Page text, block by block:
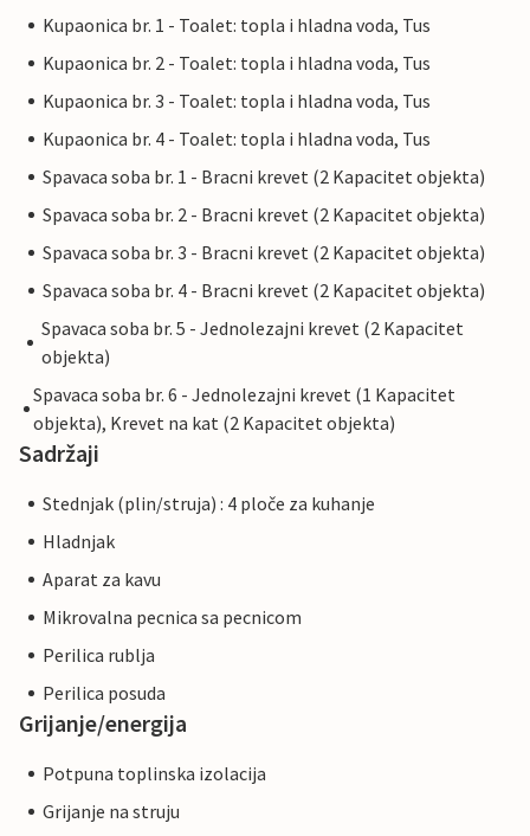
Kupaonica br. 1 - Toalet: topla i hladna voda, Tus
Kupaonica br. 2 - Toalet: topla i hladna voda, Tus
Kupaonica br. 3 - Toalet: topla i hladna voda, Tus
Kupaonica br. 4 - Toalet: topla i hladna voda, Tus
Spavaca soba br. 1 - Bracni krevet (2 Kapacitet objekta)
Spavaca soba br. 2 - Bracni krevet (2 Kapacitet objekta)
Spavaca soba br. 3 - Bracni krevet (2 Kapacitet objekta)
Spavaca soba br. 4 - Bracni krevet (2 Kapacitet objekta)
Spavaca soba br. 5 - Jednolezajni krevet (2 Kapacitet
objekta)
Spavaca soba br. 6 - Jednolezajni krevet (1 Kapacitet
objekta), Krevet na kat (2 Kapacitet objekta)
Sadržaji
Stednjak (plin/struja) : 4 ploče za kuhanje
Hladnjak
Aparat za kavu
Mikrovalna pecnica sa pecnicom
Perilica rublja
Perilica posuda
Grijanje/energija
Potpuna toplinska izolacija
Grijanje na struju